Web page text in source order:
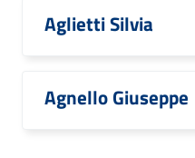
Aglietti Silvia
Agnello Giuseppe